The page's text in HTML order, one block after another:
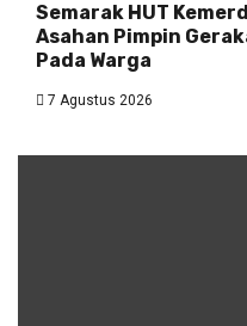
Semarak HUT
Asahan Pimpin
Pada Warga
7 Agustus 2026